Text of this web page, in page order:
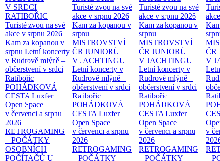
V SRDCI
RATIBOŘIC
Turisté zvou na své
akce v srpnu 2026
Kam za kopanou v
srpnu Letní koncerty
v Rudrově mlýně –
občerstvení v srdci
Ratibořic
POHÁDKOVÁ
CESTA Luxfer
Open Space
v červenci a srpnu
2026
RETROGAMING
– POČÁTKY
OSOBNÍCH
POČÍTAČŮ U
Turisté zvou na své
akce v srpnu 2026
Kam za kopanou v
srpnu
MISTROVSTVÍ
ČR JUNIORŮ
V JACHTINGU
Letní koncerty v
Rudrově mlýně –
občerstvení v srdci
Ratibořic
POHÁDKOVÁ
CESTA Luxfer
Open Space
v červenci a srpnu
2026
RETROGAMING
– POČÁTKY
Turisté zvou na své
akce v srpnu 2026
Kam za kopanou v
srpnu
MISTROVSTVÍ
ČR JUNIORŮ
V JACHTINGU
Letní koncerty v
Rudrově mlýně –
občerstvení v srdci
Ratibořic
POHÁDKOVÁ
CESTA Luxfer
Open Space
v červenci a srpnu
2026
RETROGAMING
– POČÁTKY
ČR
V
v
–